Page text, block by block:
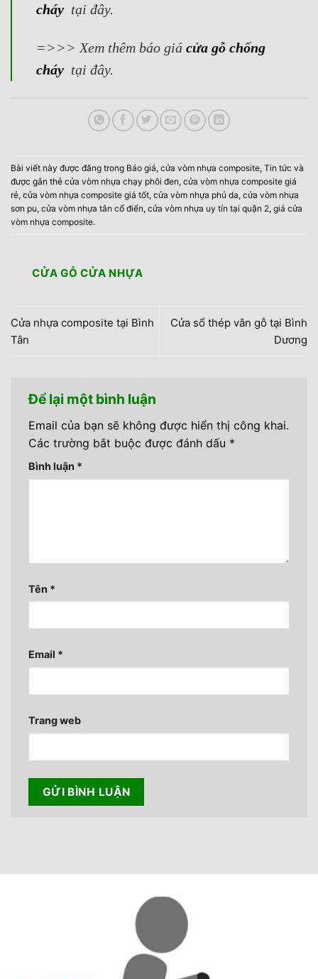
cháytại đây.
=>>> Xem thêm báo giá cửa gỗ chống
cháytại đây.
Bài viết này được đăng trong Báo giá, cửa vòm nhựa composite, Tin tức và
được gắn thẻ cửa vòm nhựa chạy phôi đen, cửa vòm nhựa composite giá
rẻ, cửa vòm nhựa composite giá tốt, cửa vòm nhựa phủ da, cửa vòm nhựa
sơn pu, cửa vòm nhựa tân cổ điển, cửa vòm nhựa uy tín tại quận 2, giá cửa
vòm nhựa composite.
CỬA GỖ CỬA NHỰA
Cửa nhựa composite tại Bình
Tân
Cửa sổ thép vân gỗ tại Bình
Dương
Để lại một bình luận
Email của bạn sẽ không được hiển thị công khai.
Các trường bắt buộc được đánh dấu *
Bình luận *
Tên *
Email *
Trang web